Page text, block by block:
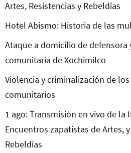
Artes, Resistencias y Rebeldías
Hotel Abismo: Historia de las
Ataque a domicilio de defensora
comunitaria de Xochimilco
Violencia y criminalización de
comunitarios
1 ago: Transmisión en vivo de la
Encuentros zapatistas de Artes,
Rebeldías